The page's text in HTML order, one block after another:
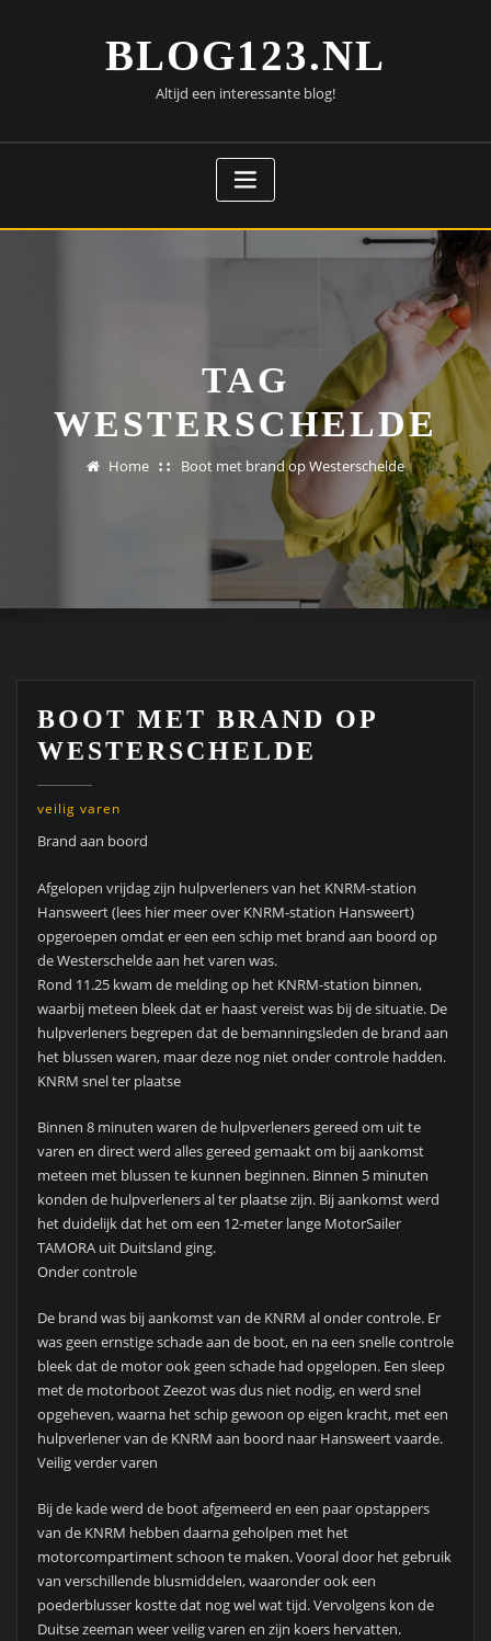
BLOG123.NL
Altijd een interessante blog!
TAG
WESTERSCHELDE
Home Boot met brand op Westerschelde
BOOT MET BRAND OP
WESTERSCHELDE
veilig varen
Brand aan boord
Afgelopen vrijdag zijn hulpverleners van het KNRM-station
Hansweert (lees hier meer over KNRM-station Hansweert)
opgeroepen omdat er een een schip met brand aan boord op
de Westerschelde aan het varen was.
Rond 11.25 kwam de melding op het KNRM-station binnen,
waarbij meteen bleek dat er haast vereist was bij de situatie. De
hulpverleners begrepen dat de bemanningsleden de brand aan
het blussen waren, maar deze nog niet onder controle hadden.
KNRM snel ter plaatse
Binnen 8 minuten waren de hulpverleners gereed om uit te
varen en direct werd alles gereed gemaakt om bij aankomst
meteen met blussen te kunnen beginnen. Binnen 5 minuten
konden de hulpverleners al ter plaatse zijn. Bij aankomst werd
het duidelijk dat het om een 12-meter lange MotorSailer
TAMORA uit Duitsland ging.
Onder controle
De brand was bij aankomst van de KNRM al onder controle. Er
was geen ernstige schade aan de boot, en na een snelle controle
bleek dat de motor ook geen schade had opgelopen. Een sleep
met de motorboot Zeezot was dus niet nodig, en werd snel
opgeheven, waarna het schip gewoon op eigen kracht, met een
hulpverlener van de KNRM aan boord naar Hansweert vaarde.
Veilig verder varen
Bij de kade werd de boot afgemeerd en een paar opstappers
van de KNRM hebben daarna geholpen met het
motorcompartiment schoon te maken. Vooral door het gebruik
van verschillende blusmiddelen, waaronder ook een
poederblusser kostte dat nog wel wat tijd. Vervolgens kon de
Duitse zeeman weer veilig varen en zijn koers hervatten.